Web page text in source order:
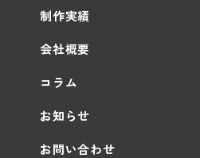
WEB制作
制作実績
会社概要
コラム
お知らせ
お問い合わせ